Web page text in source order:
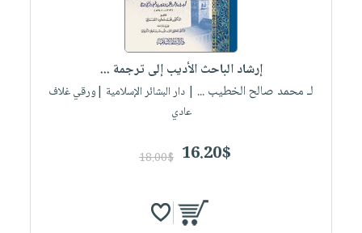
إرشاد الباحث الأديب إلى ترجمة ...
لـ محمد صالح الخطيب ... | دار البشائر الإسلامية |ورقي غلاف
عادي
16.20$
18.00$